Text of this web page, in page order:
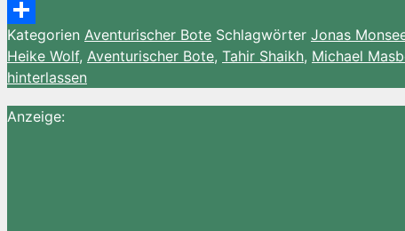
Amazon
Wish
List
Teilen
Kategorien Aventurischer Bote Schlagwörter Jonas
Heike Wolf, Aventurischer Bote, Tahir Shaikh, Michael
hinterlassen
Anzeige: